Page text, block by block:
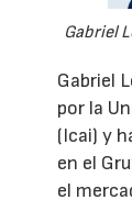
Gabriel
Gabriel
por la
(Icai) y
en el
el